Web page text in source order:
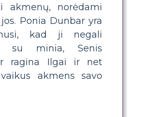
akmenų, norėdami
Ponia Dunbar yra
kad ji negali
su minia, Senis
ragina Ilgai ir net
akmens savo